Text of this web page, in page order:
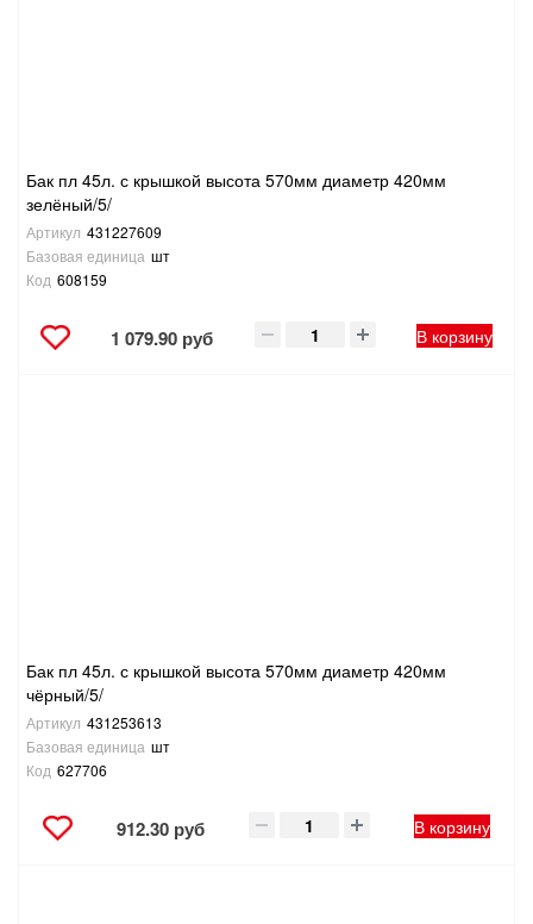
Бак пл 45л. с крышкой высота 570мм диаметр 420мм
зелёный/5/
Артикул 431227609
Базовая единица шт
Код 608159
1 079.90 руб В корзину
Бак пл 45л. с крышкой высота 570мм диаметр 420мм
чёрный/5/
Артикул 431253613
Базовая единица шт
Код 627706
912.30 руб В корзину